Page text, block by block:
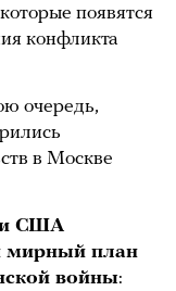
появятся
конфликта
очередь,
в Москве
и США
мирный план
войны: